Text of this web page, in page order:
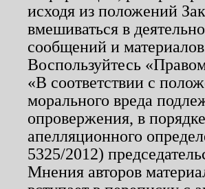
исходя из положений
вмешиваться в
сообщений и
Воспользуйтесь
«В соответствии с
морального вреда
опровержения, в
апелляционного
5325/2012)
Мнения авторов